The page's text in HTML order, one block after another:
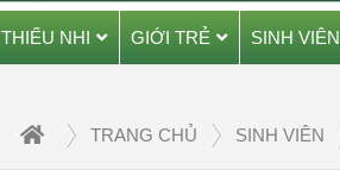
THIẾU NHI GIỚI TRẺ SINH VIÊN
TRANG CHỦ SINH VIÊN